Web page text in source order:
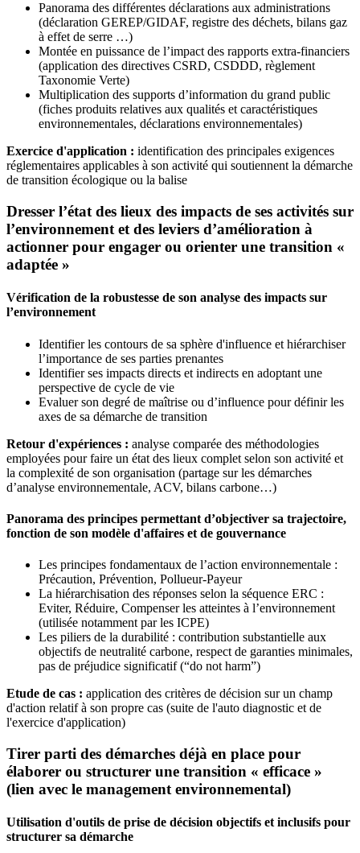
Panorama des différentes déclarations aux administrations
(déclaration GEREP/GIDAF, registre des déchets, bilans gaz
à effet de serre …)
Montée en puissance de l’impact des rapports extra-financiers
(application des directives CSRD, CSDDD, règlement
Taxonomie Verte)
Multiplication des supports d’information du grand public
(fiches produits relatives aux qualités et caractéristiques
environnementales, déclarations environnementales)
Exercice d'application : identification des principales exigences
réglementaires applicables à son activité qui soutiennent la démarche
de transition écologique ou la balise
Dresser l’état des lieux des impacts de ses activités sur
l’environnement et des leviers d’amélioration à
actionner pour engager ou orienter une transition «
adaptée »
Vérification de la robustesse de son analyse des impacts sur
l’environnement
Identifier les contours de sa sphère d'influence et hiérarchiser
l’importance de ses parties prenantes
Identifier ses impacts directs et indirects en adoptant une
perspective de cycle de vie
Evaluer son degré de maîtrise ou d’influence pour définir les
axes de sa démarche de transition
Retour d'expériences : analyse comparée des méthodologies
employées pour faire un état des lieux complet selon son activité et
la complexité de son organisation (partage sur les démarches
d’analyse environnementale, ACV, bilans carbone…)
Panorama des principes permettant d’objectiver sa trajectoire,
fonction de son modèle d'affaires et de gouvernance
Les principes fondamentaux de l’action environnementale :
Précaution, Prévention, Pollueur-Payeur
La hiérarchisation des réponses selon la séquence ERC :
Eviter, Réduire, Compenser les atteintes à l’environnement
(utilisée notamment par les ICPE)
Les piliers de la durabilité : contribution substantielle aux
objectifs de neutralité carbone, respect de garanties minimales,
pas de préjudice significatif (“do not harm”)
Etude de cas : application des critères de décision sur un champ
d'action relatif à son propre cas (suite de l'auto diagnostic et de
l'exercice d'application)
Tirer parti des démarches déjà en place pour
élaborer ou structurer une transition « efficace »
(lien avec le management environnemental)
Utilisation d'outils de prise de décision objectifs et inclusifs pour
structurer sa démarche